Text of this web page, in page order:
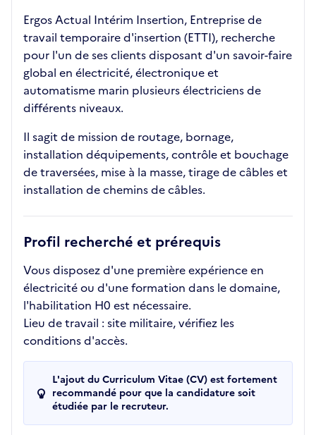
Ergos Actual Intérim Insertion, Entreprise de
travail temporaire d'insertion (ETTI), recherche
pour l'un de ses clients disposant d'un savoir-faire
global en électricité, électronique et
automatisme marin plusieurs électriciens de
différents niveaux.
Il sagit de mission de routage, bornage,
installation déquipements, contrôle et bouchage
de traversées, mise à la masse, tirage de câbles et
installation de chemins de câbles.
Profil recherché et prérequis
Vous disposez d'une première expérience en
électricité ou d'une formation dans le domaine,
l'habilitation H0 est nécessaire.
Lieu de travail : site militaire, vérifiez les
conditions d'accès.
L'ajout du Curriculum Vitae (CV) est fortement
recommandé pour que la candidature soit
étudiée par le recruteur.